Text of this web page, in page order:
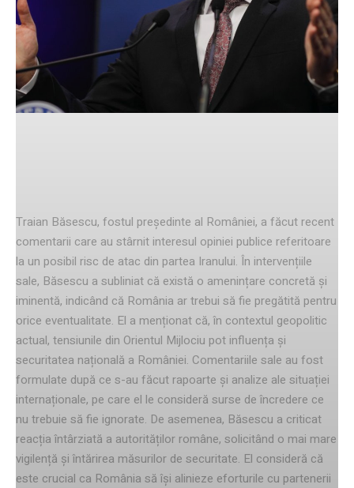
Facebook
Traian Băsescu, fostul președinte al României, a făcut recent
comentarii care au stârnit interesul opiniei publice referitoare
la un posibil risc de atac din partea Iranului. În intervențiile
sale, Băsescu a subliniat că există o amenințare concretă și
iminentă, indicând că România ar trebui să fie pregătită pentru
orice eventualitate. El a menționat că, în contextul geopolitic
actual, tensiunile din Orientul Mijlociu pot influența și
securitatea națională a României. Comentariile sale au fost
formulate după ce s-au făcut rapoarte și analize ale situației
internaționale, pe care el le consideră surse de încredere ce
nu trebuie să fie ignorate. De asemenea, Băsescu a criticat
reacția întârziată a autorităților române, solicitând o mai mare
vigilență și întărirea măsurilor de securitate. El consideră că
este crucial ca România să își alinieze eforturile cu partenerii